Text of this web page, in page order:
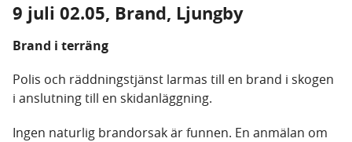
9 juli 02.05, Brand, Ljungby
Brand i terräng
Polis och räddningstjänst larmas till en brand i skogen
i anslutning till en skidanläggning.
Ingen naturlig brandorsak är funnen. En anmälan om